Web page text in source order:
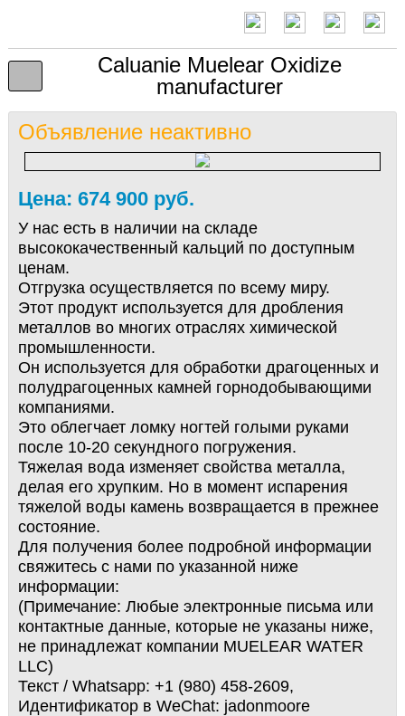
Caluanie Muelear Oxidize
manufacturer
Объявление неактивно
Цена: 674 900 руб.
У нас есть в наличии на складе
высококачественный кальций по доступным
ценам.
Отгрузка осуществляется по всему миру.
Этот продукт используется для дробления
металлов во многих отраслях химической
промышленности.
Он используется для обработки драгоценных и
полудрагоценных камней горнодобывающими
компаниями.
Это облегчает ломку ногтей голыми руками
после 10-20 секундного погружения.
Тяжелая вода изменяет свойства металла,
делая его хрупким. Но в момент испарения
тяжелой воды камень возвращается в прежнее
состояние.
Для получения более подробной информации
свяжитесь с нами по указанной ниже
информации:
(Примечание: Любые электронные письма или
контактные данные, которые не указаны ниже,
не принадлежат компании MUELEAR WATER
LLC)
Текст / Whatsapp: +1 (980) 458-2609,
Идентификатор в WeChat: jadonmoore